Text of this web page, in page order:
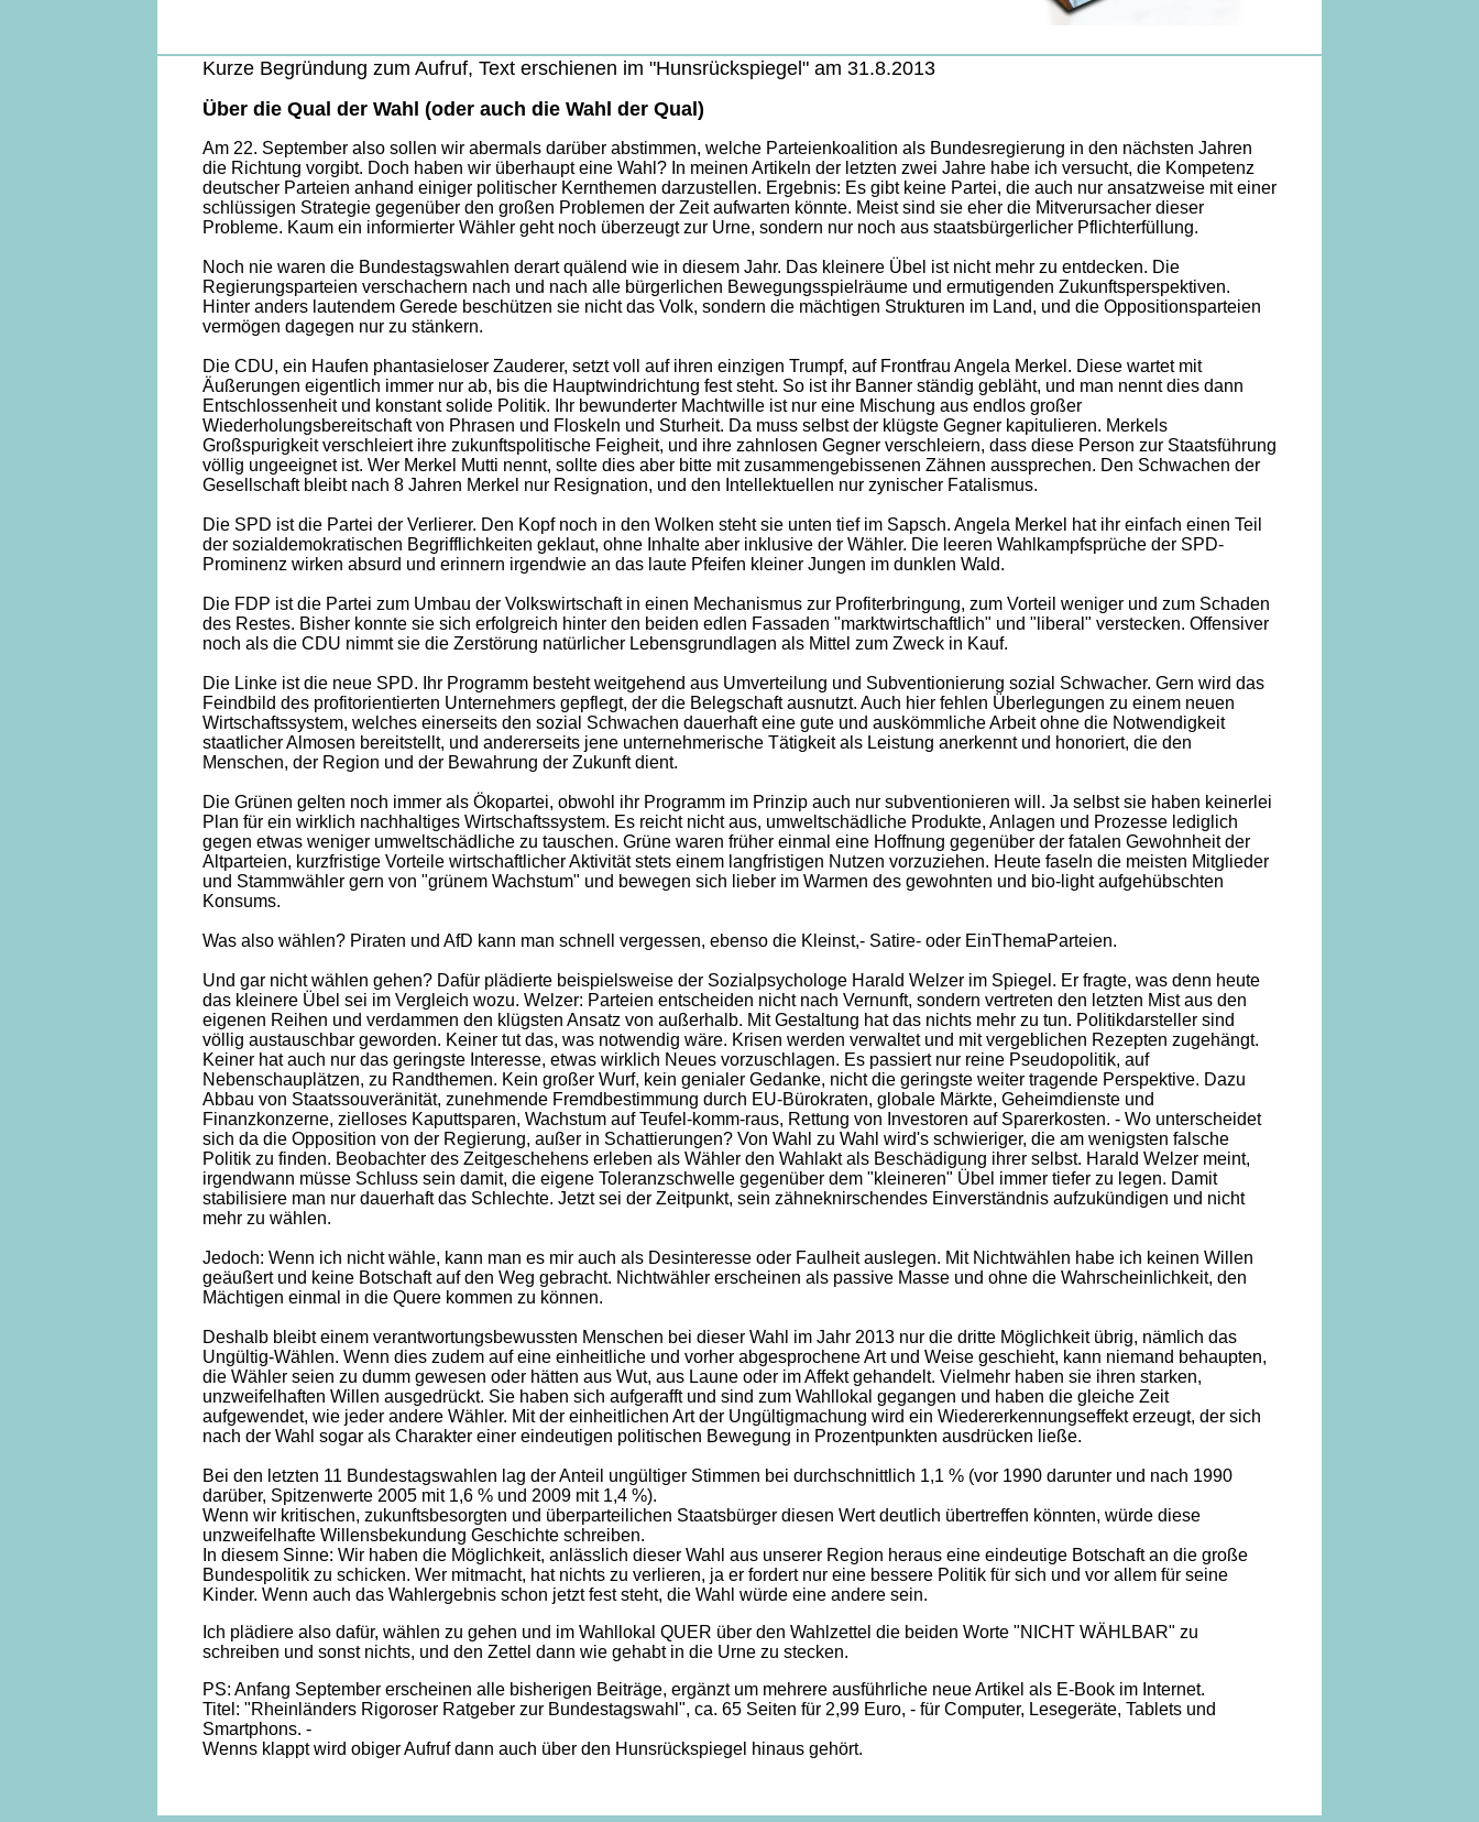
Kurze Begründung zum Aufruf, Text erschienen im "Hunsrückspiegel" am 31.8.2013
Über die Qual der Wahl (oder auch die Wahl der Qual)
Am 22. September also sollen wir abermals darüber abstimmen, welche Parteienkoalition als Bundesregierung in den nächsten Jahren
die Richtung vorgibt. Doch haben wir überhaupt eine Wahl? In meinen Artikeln der letzten zwei Jahre habe ich versucht, die Kompetenz
deutscher Parteien anhand einiger politischer Kernthemen darzustellen. Ergebnis: Es gibt keine Partei, die auch nur ansatzweise mit einer
schlüssigen Strategie gegenüber den großen Problemen der Zeit aufwarten könnte. Meist sind sie eher die Mitverursacher dieser
Probleme. Kaum ein informierter Wähler geht noch überzeugt zur Urne, sondern nur noch aus staatsbürgerlicher Pflichterfüllung.
Noch nie waren die Bundestagswahlen derart quälend wie in diesem Jahr. Das kleinere Übel ist nicht mehr zu entdecken. Die
Regierungsparteien verschachern nach und nach alle bürgerlichen Bewegungsspielräume und ermutigenden Zukunftsperspektiven.
Hinter anders lautendem Gerede beschützen sie nicht das Volk, sondern die mächtigen Strukturen im Land, und die Oppositionsparteien
vermögen dagegen nur zu stänkern.
Die CDU, ein Haufen phantasieloser Zauderer, setzt voll auf ihren einzigen Trumpf, auf Frontfrau Angela Merkel. Diese wartet mit
Äußerungen eigentlich immer nur ab, bis die Hauptwindrichtung fest steht. So ist ihr Banner ständig gebläht, und man nennt dies dann
Entschlossenheit und konstant solide Politik. Ihr bewunderter Machtwille ist nur eine Mischung aus endlos großer
Wiederholungsbereitschaft von Phrasen und Floskeln und Sturheit. Da muss selbst der klügste Gegner kapitulieren. Merkels
Großspurigkeit verschleiert ihre zukunftspolitische Feigheit, und ihre zahnlosen Gegner verschleiern, dass diese Person zur Staatsführung
völlig ungeeignet ist. Wer Merkel Mutti nennt, sollte dies aber bitte mit zusammengebissenen Zähnen aussprechen. Den Schwachen der
Gesellschaft bleibt nach 8 Jahren Merkel nur Resignation, und den Intellektuellen nur zynischer Fatalismus.
Die SPD ist die Partei der Verlierer. Den Kopf noch in den Wolken steht sie unten tief im Sapsch. Angela Merkel hat ihr einfach einen Teil
der sozialdemokratischen Begrifflichkeiten geklaut, ohne Inhalte aber inklusive der Wähler. Die leeren Wahlkampfsprüche der SPD-
Prominenz wirken absurd und erinnern irgendwie an das laute Pfeifen kleiner Jungen im dunklen Wald.
Die FDP ist die Partei zum Umbau der Volkswirtschaft in einen Mechanismus zur Profiterbringung, zum Vorteil weniger und zum Schaden
des Restes. Bisher konnte sie sich erfolgreich hinter den beiden edlen Fassaden "marktwirtschaftlich" und "liberal" verstecken. Offensiver
noch als die CDU nimmt sie die Zerstörung natürlicher Lebensgrundlagen als Mittel zum Zweck in Kauf.
Die Linke ist die neue SPD. Ihr Programm besteht weitgehend aus Umverteilung und Subventionierung sozial Schwacher. Gern wird das
Feindbild des profitorientierten Unternehmers gepflegt, der die Belegschaft ausnutzt. Auch hier fehlen Überlegungen zu einem neuen
Wirtschaftssystem, welches einerseits den sozial Schwachen dauerhaft eine gute und auskömmliche Arbeit ohne die Notwendigkeit
staatlicher Almosen bereitstellt, und andererseits jene unternehmerische Tätigkeit als Leistung anerkennt und honoriert, die den
Menschen, der Region und der Bewahrung der Zukunft dient.
Die Grünen gelten noch immer als Ökopartei, obwohl ihr Programm im Prinzip auch nur subventionieren will. Ja selbst sie haben keinerlei
Plan für ein wirklich nachhaltiges Wirtschaftssystem. Es reicht nicht aus, umweltschädliche Produkte, Anlagen und Prozesse lediglich
gegen etwas weniger umweltschädliche zu tauschen. Grüne waren früher einmal eine Hoffnung gegenüber der fatalen Gewohnheit der
Altparteien, kurzfristige Vorteile wirtschaftlicher Aktivität stets einem langfristigen Nutzen vorzuziehen. Heute faseln die meisten Mitglieder
und Stammwähler gern von "grünem Wachstum" und bewegen sich lieber im Warmen des gewohnten und bio-light aufgehübschten
Konsums.
Was also wählen? Piraten und AfD kann man schnell vergessen, ebenso die Kleinst,- Satire- oder EinThemaParteien.
Und gar nicht wählen gehen? Dafür plädierte beispielsweise der Sozialpsychologe Harald Welzer im Spiegel. Er fragte, was denn heute
das kleinere Übel sei im Vergleich wozu. Welzer: Parteien entscheiden nicht nach Vernunft, sondern vertreten den letzten Mist aus den
eigenen Reihen und verdammen den klügsten Ansatz von außerhalb. Mit Gestaltung hat das nichts mehr zu tun. Politikdarsteller sind
völlig austauschbar geworden. Keiner tut das, was notwendig wäre. Krisen werden verwaltet und mit vergeblichen Rezepten zugehängt.
Keiner hat auch nur das geringste Interesse, etwas wirklich Neues vorzuschlagen. Es passiert nur reine Pseudopolitik, auf
Nebenschauplätzen, zu Randthemen. Kein großer Wurf, kein genialer Gedanke, nicht die geringste weiter tragende Perspektive. Dazu
Abbau von Staatssouveränität, zunehmende Fremdbestimmung durch EU-Bürokraten, globale Märkte, Geheimdienste und
Finanzkonzerne, zielloses Kaputtsparen, Wachstum auf Teufel-komm-raus, Rettung von Investoren auf Sparerkosten. - Wo unterscheidet
sich da die Opposition von der Regierung, außer in Schattierungen? Von Wahl zu Wahl wird's schwieriger, die am wenigsten falsche
Politik zu finden. Beobachter des Zeitgeschehens erleben als Wähler den Wahlakt als Beschädigung ihrer selbst. Harald Welzer meint,
irgendwann müsse Schluss sein damit, die eigene Toleranzschwelle gegenüber dem "kleineren" Übel immer tiefer zu legen. Damit
stabilisiere man nur dauerhaft das Schlechte. Jetzt sei der Zeitpunkt, sein zähneknirschendes Einverständnis aufzukündigen und nicht
mehr zu wählen.
Jedoch: Wenn ich nicht wähle, kann man es mir auch als Desinteresse oder Faulheit auslegen. Mit Nichtwählen habe ich keinen Willen
geäußert und keine Botschaft auf den Weg gebracht. Nichtwähler erscheinen als passive Masse und ohne die Wahrscheinlichkeit, den
Mächtigen einmal in die Quere kommen zu können.
Deshalb bleibt einem verantwortungsbewussten Menschen bei dieser Wahl im Jahr 2013 nur die dritte Möglichkeit übrig, nämlich das
Ungültig-Wählen. Wenn dies zudem auf eine einheitliche und vorher abgesprochene Art und Weise geschieht, kann niemand behaupten,
die Wähler seien zu dumm gewesen oder hätten aus Wut, aus Laune oder im Affekt gehandelt. Vielmehr haben sie ihren starken,
unzweifelhaften Willen ausgedrückt. Sie haben sich aufgerafft und sind zum Wahllokal gegangen und haben die gleiche Zeit
aufgewendet, wie jeder andere Wähler. Mit der einheitlichen Art der Ungültigmachung wird ein Wiedererkennungseffekt erzeugt, der sich
nach der Wahl sogar als Charakter einer eindeutigen politischen Bewegung in Prozentpunkten ausdrücken ließe.
Bei den letzten 11 Bundestagswahlen lag der Anteil ungültiger Stimmen bei durchschnittlich 1,1 % (vor 1990 darunter und nach 1990
darüber, Spitzenwerte 2005 mit 1,6 % und 2009 mit 1,4 %).
Wenn wir kritischen, zukunftsbesorgten und überparteilichen Staatsbürger diesen Wert deutlich übertreffen könnten, würde diese
unzweifelhafte Willensbekundung Geschichte schreiben.
In diesem Sinne: Wir haben die Möglichkeit, anlässlich dieser Wahl aus unserer Region heraus eine eindeutige Botschaft an die große
Bundespolitik zu schicken. Wer mitmacht, hat nichts zu verlieren, ja er fordert nur eine bessere Politik für sich und vor allem für seine
Kinder. Wenn auch das Wahlergebnis schon jetzt fest steht, die Wahl würde eine andere sein.
Ich plädiere also dafür, wählen zu gehen und im Wahllokal QUER über den Wahlzettel die beiden Worte "NICHT WÄHLBAR" zu
schreiben und sonst nichts, und den Zettel dann wie gehabt in die Urne zu stecken.
PS: Anfang September erscheinen alle bisherigen Beiträge, ergänzt um mehrere ausführliche neue Artikel als E-Book im Internet.
Titel: "Rheinländers Rigoroser Ratgeber zur Bundestagswahl", ca. 65 Seiten für 2,99 Euro, - für Computer, Lesegeräte, Tablets und
Smartphons. -
Wenns klappt wird obiger Aufruf dann auch über den Hunsrückspiegel hinaus gehört.